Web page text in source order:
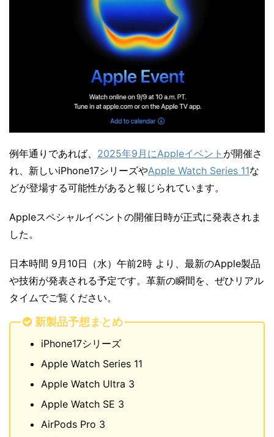
例年通りであれば、 2025年9月にAppleイベント が開催さ
れ、新しいiPhone17シリーズやApple Watch Series 11な
どが登場する可能性があると報じられています。
Appleスペシャルイベントの開催日時が正式に発表されま
した。
日本時間 9月10日（水）午前2時 より、最新のApple製品
や技術が発表される予定です。革新の瞬間を、ぜひリアル
タイムでご覧ください。
新製品予想まとめ
iPhone17シリーズ
Apple Watch Series 11
Apple Watch Ultra 3
Apple Watch SE 3
AirPods Pro 3